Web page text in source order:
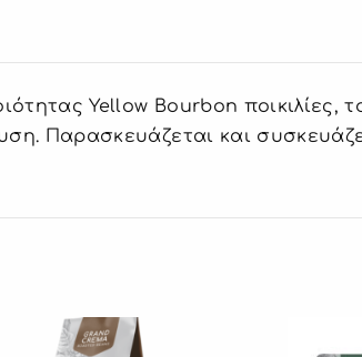
Yellow Bourbon
Παρασκευάζεται και